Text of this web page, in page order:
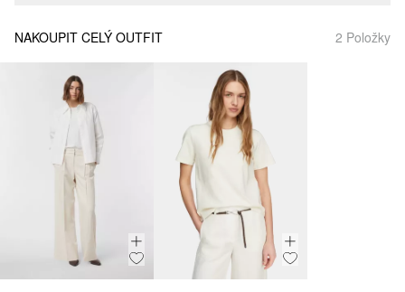
NAKOUPIT CELÝ OUTFIT 2 Položky